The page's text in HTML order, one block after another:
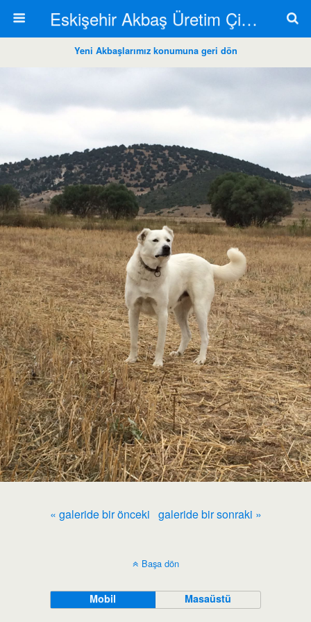
Eskişehir Akbaş Üretim Çiftliği
Yeni Akbaşlarımız konumuna geri dön
« galeride bir önceki galeride bir sonraki »
Başa dön
Mobil Masaüstü